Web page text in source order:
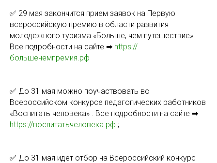
✅ 29 мая закончится прием заявок на Первую
всероссийскую премию в области развития
молодежного туризма «Больше, чем путешествие».
Все подробности на сайте ➡ https://
большечемпремия.рф
✅ До 31 мая можно поучаствовать во
Всероссийском конкурсе педагогических работников
«Воспитать человека» . Все подробности на сайте ➡
https://воспитатьчеловека.рф ;
✅ До 31 мая идёт отбор на Всероссийский конкурс